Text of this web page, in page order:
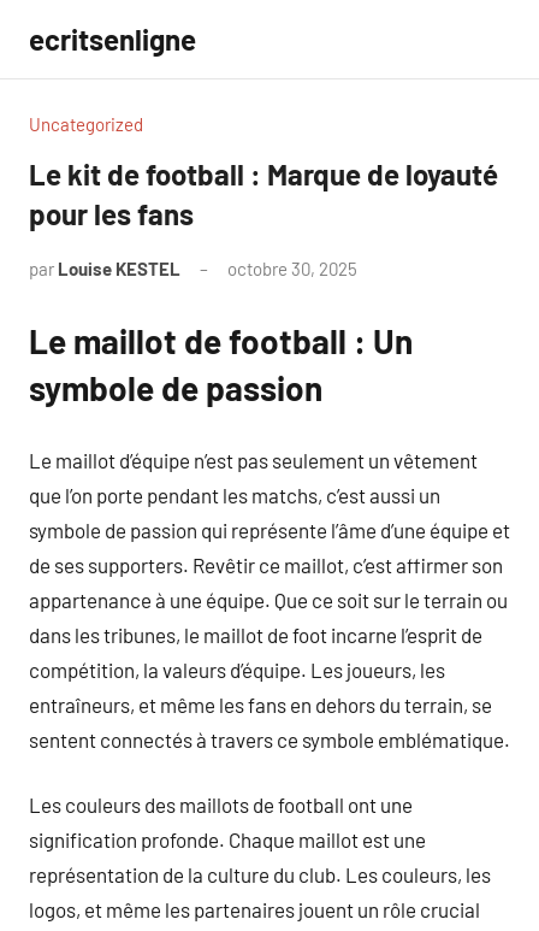
contenu
ecritsenligne
Uncategorized
Le kit de football : Marque de loyauté
pour les fans
par Louise KESTEL octobre 30, 2025
Le maillot de football : Un
symbole de passion
Le maillot d’équipe n’est pas seulement un vêtement
que l’on porte pendant les matchs, c’est aussi un
symbole de passion qui représente l’âme d’une équipe et
de ses supporters. Revêtir ce maillot, c’est affirmer son
appartenance à une équipe. Que ce soit sur le terrain ou
dans les tribunes, le maillot de foot incarne l’esprit de
compétition, la valeurs d’équipe. Les joueurs, les
entraîneurs, et même les fans en dehors du terrain, se
sentent connectés à travers ce symbole emblématique.
Les couleurs des maillots de football ont une
signification profonde. Chaque maillot est une
représentation de la culture du club. Les couleurs, les
logos, et même les partenaires jouent un rôle crucial